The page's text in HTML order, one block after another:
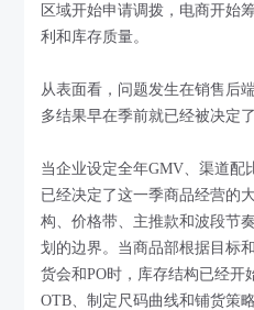
区域开始申请调拨，电商开始
利和库存质量。
从表面看，问题发生在销售后
多结果早在季前就已经被决定
当企业设定全年GMV、渠道配
已经决定了这一季商品经营的
构、价格带、主推款和波段节
划的边界。当商品部根据目标
货会和PO时，库存结构已经开
OTB、制定尺码曲线和铺货策